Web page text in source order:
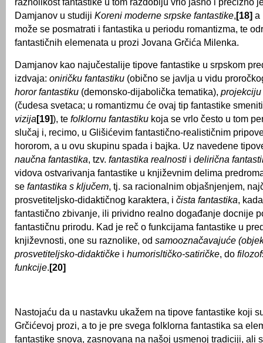
Damjanov u studiji Koreni moderne srpske fantastike,[18] a
može se posmatrati i fantastika u periodu romantizma, te
fantastičnih elemenata u prozi Jovana Grčića Milenka.
Damjanov kao najučestalije tipove fantastike u srpskom
izdvaja: oniričku fantastiku (obično se javlja u vidu
horor fantastiku (demonsko-dijabolička tematika),
(čudesa svetaca; u romantizmu će ovaj tip fantastike
vizija[19]), te folklornu fantastiku koja se vrlo često u tom
slučaj i, recimo, u Glišićevim fantastično-realističnim
hororom, a u ovu skupinu spada i bajka. Uz navedene
naučna fantastika, tzv. fantastika realnosti i delirična
vidova ostvarivanja fantastike u književnim delima
se fantastika s ključem, tj. sa racionalnim objašnjenjem,
prosvetiteljsko-didaktičnog karaktera, i čista fantastika,
fantastično zbivanje, ili prividno realno događanje docnije
fantastičnu prirodu. Kad je reč o funkcijama fantastike u
književnosti, one su raznolike, od samooznačavajuće
prosvetiteljsko-didaktičke i humorisltičko-satiričke, do
funkcije.[20]
Nastojaću da u nastavku ukažem na tipove fantastike koji
Grčićevoj prozi, a to je pre svega folklorna fantastika sa
fantastike snova, zasnovana na našoj usmenoj tradiciji, ali